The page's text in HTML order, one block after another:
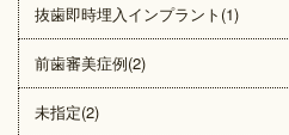
抜歯即時埋入インプラント(1)
前歯審美症例(2)
未指定(2)